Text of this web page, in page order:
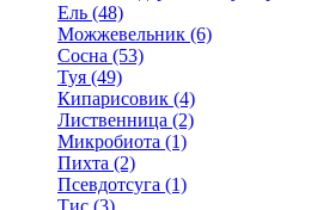
Ель (48)
Можжевельник (6)
Сосна (53)
Туя (49)
Кипарисовик (4)
Лиственница (2)
Микробиота (1)
Пихта (2)
Псевдотсуга (1)
Тис (3)